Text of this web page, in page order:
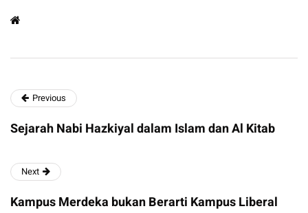
Previous
Sejarah Nabi Hazkiyal dalam Islam dan Al Kitab
Next
Kampus Merdeka bukan Berarti Kampus Liberal